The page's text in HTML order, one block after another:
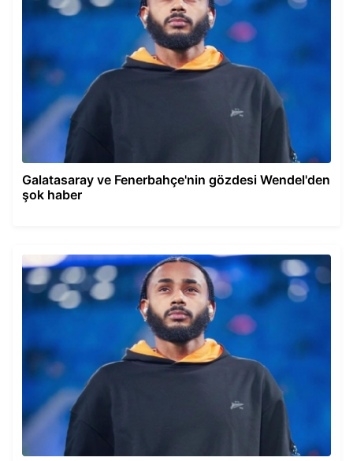
Galatasaray ve Fenerbahçe'nin gözdesi Wendel'den
şok haber